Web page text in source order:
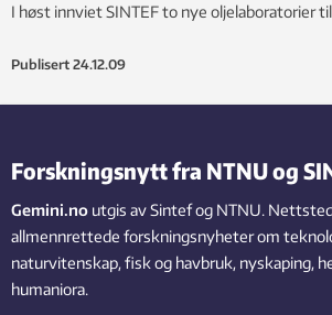
I høst innviet SINTEF to nye oljelaboratorier
Publisert 24.12.09
Forskningsnytt fra NTNU og
Gemini.no utgis av Sintef og NTNU.
allmennrettede forskningsnyheter om
naturvitenskap, fisk og havbruk, nyskaping,
humaniora.